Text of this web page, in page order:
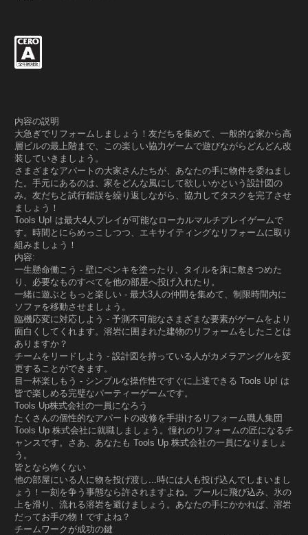
内容の説明
大急ぎでリフォームしましょう！友だちを集めて、一般的な家から高
層ビルの最上階まで、この楽しい協力ゲームで遊びながらどんどん改
装していきましょう。
さまざまなアパートの大家さんたちが、あなたの手に物件を委ねまし
た。手元にあるのは、家をどんな風にして欲しいかという設計図の
み。友だちと試行錯誤を繰り返しながら、協力してタスクを完了させ
ましょう！
Tools Up! は最大4人プレイが可能なローカルマルチプレイゲームで
す。時間とにらめっこしつつ、エキサイティングなリフォームに取り
組みましょう！
内容:
一生懸命働こう - 壁にペンキを塗ったり、タイルを床に敷きつめた
り、必要なものすべてを他の部屋へ投げ入れたり。
一緒に遊ぶともっと楽しい - 最大3人の仲間を集めて、制限時間内に
ソファを移動させましょう。
臨機応変に対応しよう - 予測不可能なさまざまな要素がゲームをより
面白くしてくれます。溶岩に囲まれた建物のリフォームをしたことは
ありますか？
チームをリードしよう - 設計図を持っている人がカメラアングルを変
更することができます。
目一杯楽しもう - シンプルな操作性ですぐに上達できる Tools Up! は
皆で楽しめる完璧なパーティーゲームです。
Tools Up株式会社の一員になろう
たくさんの個性的なアパートの改修を手掛けるリフォーム職人集団
Tools Up 株式会社に就職しましょう。憧れのリフォームの匠になるチ
ャンスです。さあ、あなたも Tools Up 株式会社の一員になりましょ
う。
皆となら怖くない
他の部屋にいる人に物を投げ渡し...時には人も投げ込んでしまいまし
ょう！一刻を争う事態なら許されますよね。プールに飛び込み、氷の
上を滑り、流れる溶岩を避けましょう。あなたの手にかかれば、溶岩
だってお手の物！ですよね？
チームワークが成功の鍵